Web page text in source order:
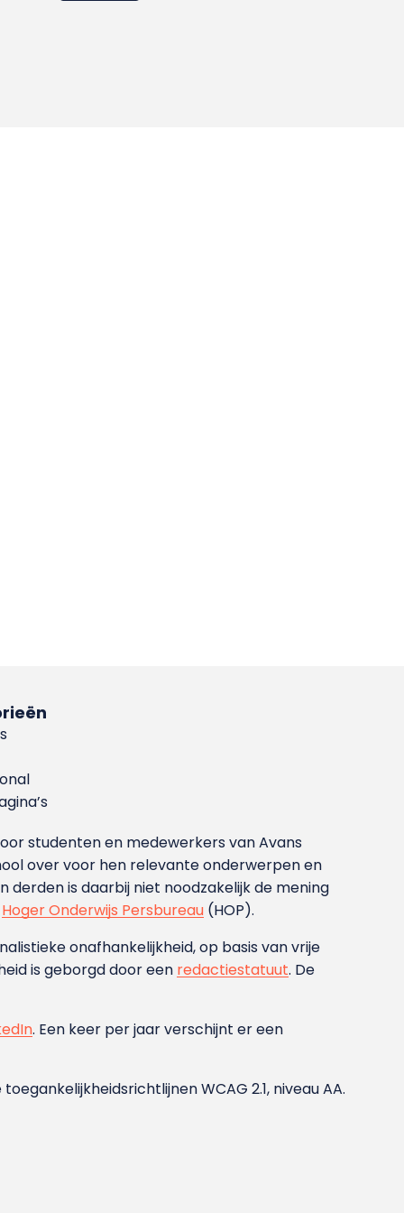
studenten en medewerkers van Avans
over voor hen relevante onderwerpen en
is daarbij niet noodzakelijk de mening
Hoger Onderwijs Persbureau (HOP).
onafhankelijkheid, op basis van vrije
is geborgd door een redactiestatuut. De
. Een keer per jaar verschijnt er een
WCAG 2.1, niveau AA.